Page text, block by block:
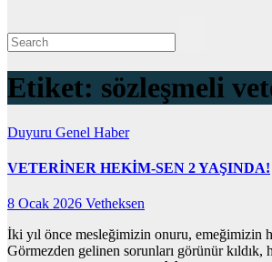
Etiket: sözleşmeli
Duyuru Genel Haber
VETERİNER HEKİM-SEN 2 YAŞINDA!
8 Ocak 2026 Vetheksen
İki yıl önce mesleğimizin onuru, emeğimizin
Görmezden gelinen sorunları görünür kıldık,